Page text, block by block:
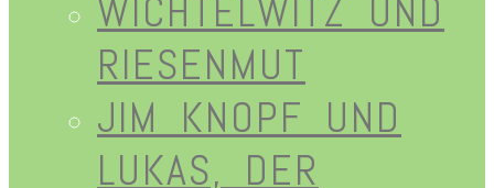
WICHTELWITZ UND
RIESENMUT
JIM KNOPF UND
LUKAS, DER